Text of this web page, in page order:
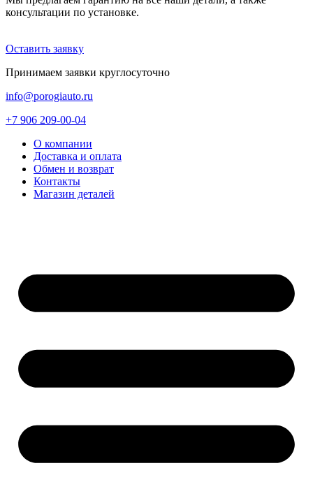
консультации по установке.
Оставить заявку
Принимаем заявки круглосуточно
info@porogiauto.ru
+7 906 209-00-04
О компании
Доставка и оплата
Обмен и возврат
Контакты
Магазин деталей